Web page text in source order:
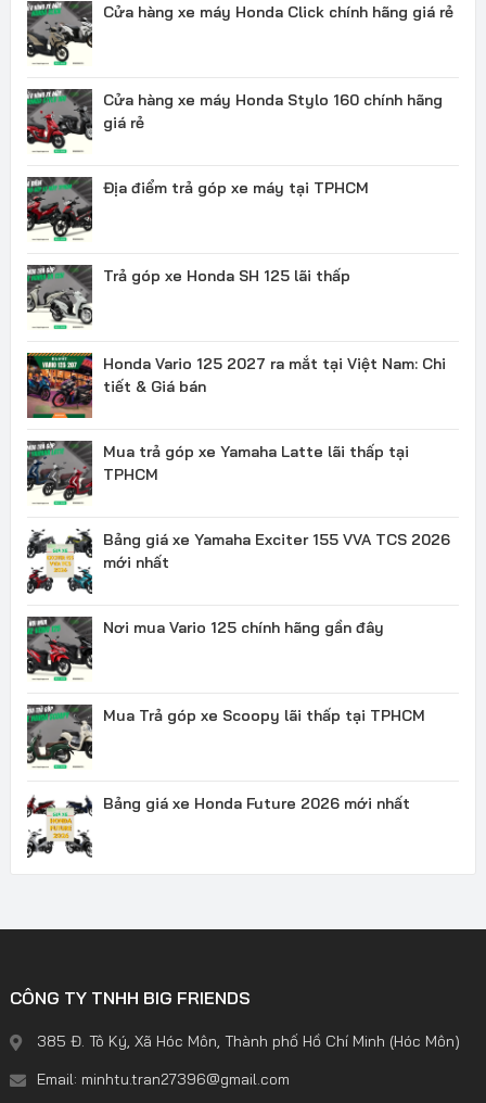
Cửa hàng xe máy Honda Click chính hãng giá rẻ
Cửa hàng xe máy Honda Stylo 160 chính hãng
giá rẻ
Địa điểm trả góp xe máy tại TPHCM
Trả góp xe Honda SH 125 lãi thấp
Honda Vario 125 2027 ra mắt tại Việt Nam: Chi
tiết & Giá bán
Mua trả góp xe Yamaha Latte lãi thấp tại
TPHCM
Bảng giá xe Yamaha Exciter 155 VVA TCS 2026
mới nhất
Nơi mua Vario 125 chính hãng gần đây
Mua Trả góp xe Scoopy lãi thấp tại TPHCM
Bảng giá xe Honda Future 2026 mới nhất
CÔNG TY TNHH BIG FRIENDS
385 Đ. Tô Ký, Xã Hóc Môn, Thành phố Hồ Chí Minh (Hóc Môn)
Email: minhtu.tran27396@gmail.com